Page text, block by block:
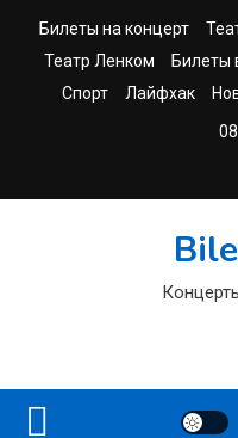
Билеты на концерт
Театр Ленком
Билеты
Спорт
Лайфхак